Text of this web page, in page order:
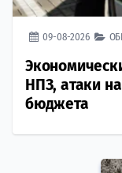
09-08-2026
НПЗ, атаки
бюджета